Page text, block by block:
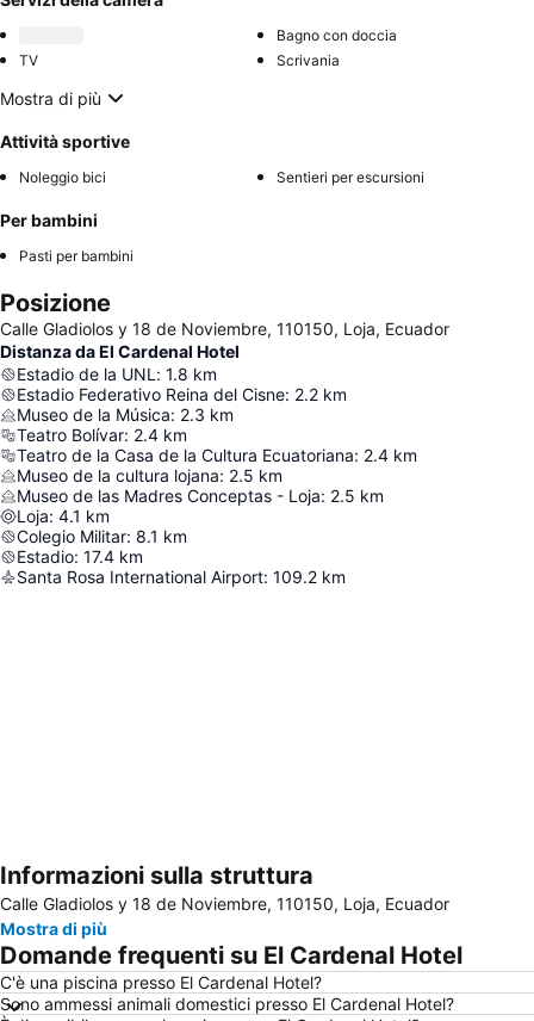
Bagno con doccia
TV
Scrivania
Mostra di più
Attività sportive
Noleggio bici Sentieri per escursioni
Per bambini
Pasti per bambini
Posizione
Calle Gladiolos y 18 de Noviembre, 110150, Loja, Ecuador
Distanza da El Cardenal Hotel
Estadio de la UNL : 1.8 km
Estadio Federativo Reina del Cisne: 2.2 km
Museo de la Música: 2.3 km
Teatro Bolívar: 2.4 km
Teatro de la Casa de la Cultura Ecuatoriana: 2.4 km
Museo de la cultura lojana: 2.5 km
Museo de las Madres Conceptas - Loja: 2.5 km
Loja: 4.1 km
Colegio Militar: 8.1 km
Estadio: 17.4 km
Santa Rosa International Airport: 109.2 km
Espandi mappa
Informazioni sulla struttura
Calle Gladiolos y 18 de Noviembre, 110150, Loja, Ecuador
Mostra di più
Domande frequenti su El Cardenal Hotel
C'è una piscina presso El Cardenal Hotel?
Sono ammessi animali domestici presso El Cardenal Hotel?